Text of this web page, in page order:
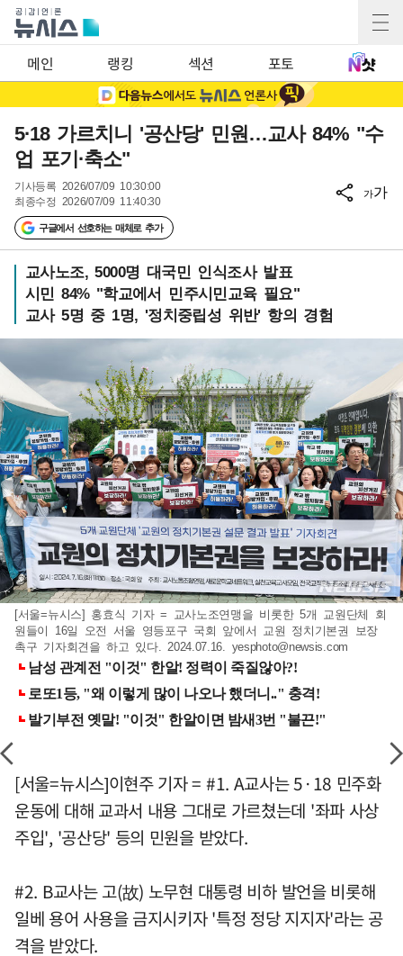
메인 랭킹 섹션 포토
5·18 가르치니 '공산당' 민원…교사 84% "수
업 포기·축소"
기사등록 2026/07/09 10:30:00
최종수정 2026/07/09 11:40:30
구글에서 선호하는 매체로 추가
가가
교사노조, 5000명 대국민 인식조사 발표
시민 84% "학교에서 민주시민교육 필요"
교사 5명 중 1명, '정치중립성 위반' 항의 경험
[서울=뉴시스] 홍효식 기자 = 교사노조연맹을 비롯한 5개 교원단체 회
원들이 16일 오전 서울 영등포구 국회 앞에서 교원 정치기본권 보장
촉구 기자회견을 하고 있다. 2024.07.16. yesphoto@newsis.com
[서울=뉴시스]이현주 기자 = #1. A교사는 5·18 민주화
운동에 대해 교과서 내용 그대로 가르쳤는데 '좌파 사상
주입', '공산당' 등의 민원을 받았다.
#2. B교사는 고(故) 노무현 대통령 비하 발언을 비롯해
일베 용어 사용을 금지시키자 '특정 정당 지지자'라는 공
격을 받았다.